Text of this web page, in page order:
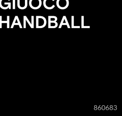
860683